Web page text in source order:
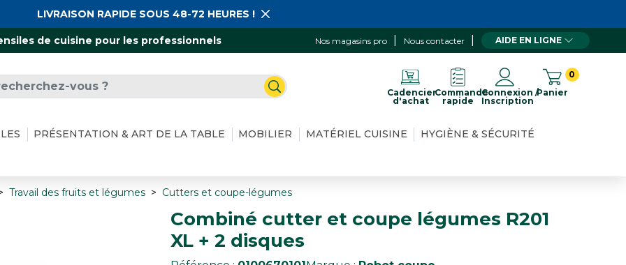
de cuisine pour les professionnels Nos magasins pro Nous contacter AIDE EN LIGNE
Cadencier
d'achat
Commande
rapide
Connexion /
Inscription
Panier
0
PRÉSENTATION & ART DE LA TABLE MOBILIER MATÉRIEL CUISINE HYGIÈNE & SÉCURITÉ
LIVRAISON RAPIDE SOUS 48-72 HEURES !
Travail des fruits et légumes Cutters et coupe-légumes
Combiné cutter et coupe légumes R201
XL + 2 disques